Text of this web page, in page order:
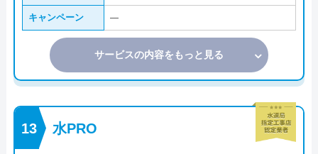
キャンペーン ―
サービスの内容をもっと見る
水PRO